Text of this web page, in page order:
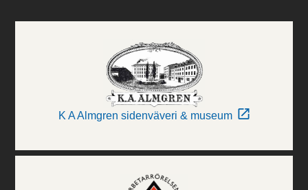
K A Almgren sidenväveri & museum